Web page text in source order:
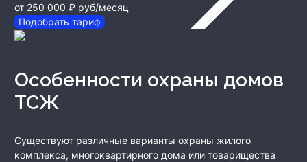
от 250 000 ₽ руб/месяц
Подобрать тариф
Особенности охраны домов
ТСЖ
Существуют различные варианты охраны жилого
комплекса, многоквартирного дома или товарищества